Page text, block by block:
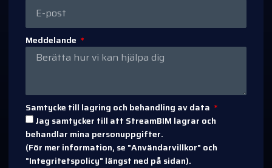
Meddelande
Samtycke till lagring och behandling av data
Jag samtycker till att StreamBIM lagrar och
behandlar mina personuppgifter.
(För mer information, se "Användarvillkor" och
"Integritetspolicy" längst ned på sidan).